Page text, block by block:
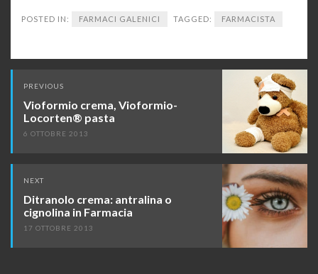
POSTED IN: FARMACI GALENICI TAGGED: FARMACISTA
Post
navigation
PREVIOUS
Vioformio crema, Vioformio-
Locorten® pasta
6 OTTOBRE 2013
NEXT
Ditranolo crema: antralina o
cignolina in Farmacia
17 OTTOBRE 2013